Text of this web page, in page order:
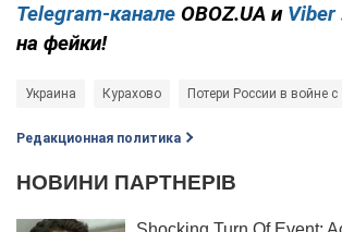
Telegram-канале OBOZ.UA и Viber
на фейки!
Украина Курахово Потери России в войне с
Редакционная политика